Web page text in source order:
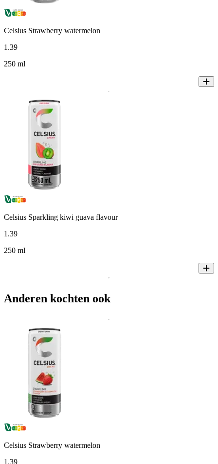
Celsius Strawberry watermelon
1 .39
250 ml
Celsius Sparkling kiwi guava flavour
1 .39
250 ml
Anderen kochten ook
Celsius Strawberry watermelon
1 .39